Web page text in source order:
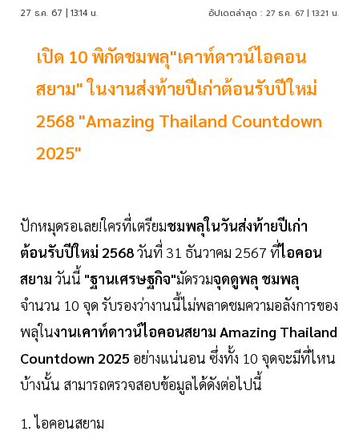
27 ธ.ค. 67 | 13:14 น. อัปเดตล่าสุด : 27 ธ.ค. 67 | 13:21 น.
เปิด 10 พิกัดชมพลุ"เคาท์ดาวน์ไอคอน
สยาม" ในงานส่งท้ายปีเก่าต้อนรับปีใหม่
2568 "Amazing Thailand Countdown
2025"
ปักหมุดรอเลย!ใครที่เตรียมชมพลุในวันส่งท้ายปีเก่า
ต้อนรับปีใหม่ 2568วันที่ 31 ธันวาคม 2567 ที่ไอคอน
สยาม วันนี้ "ฐานเศรษฐกิจ"มัดรวมจุดดูพลุ ชมพลุ
จำนวน 10 จุด รับรองว่างานนี้ไม่พลาดชมความอลังการของ
พลุในงานเคาท์ดาวน์ไอคอนสยาม Amazing Thailand
Countdown 2025 อย่างแน่นอน ซึ่งทั้ง 10 จุดจะมีที่ไหน
บ้างนั้น สามารถตรวจสอบข้อมูลได้ดังต่อไปนี้
1. ไอคอนสยาม